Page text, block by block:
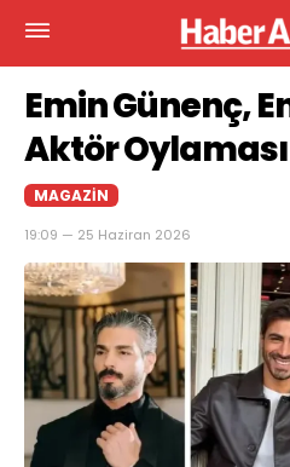
Emin Günenç,
Aktör
MAGAZIN
19:09 — 25 Haziran 2026